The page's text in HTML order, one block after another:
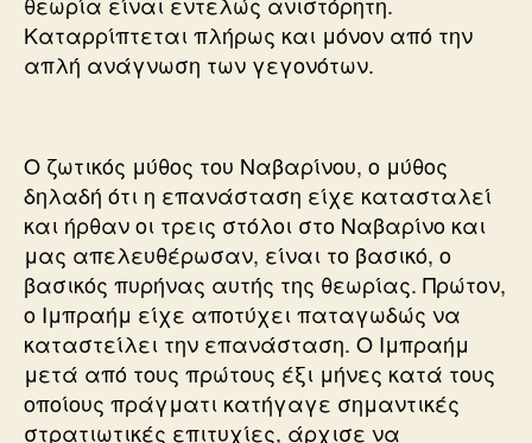
Καταρρίπτεται πλήρως και μόνον από την
απλή ανάγνωση των γεγονότων.
Ο ζωτικός μύθος του Ναβαρίνου, ο μύθος
δηλαδή ότι η επανάσταση είχε κατασταλεί
και ήρθαν οι τρεις στόλοι στο Ναβαρίνο και
μας απελευθέρωσαν, είναι το βασικό, ο
βασικός πυρήνας αυτής της θεωρίας. Πρώτον,
ο Ιμπραήμ είχε αποτύχει παταγωδώς να
καταστείλει την επανάσταση. Ο Ιμπραήμ
μετά από τους πρώτους έξι μήνες κατά τους
οποίους πράγματι κατήγαγε σημαντικές
στρατιωτικές επιτυχίες, άρχισε να